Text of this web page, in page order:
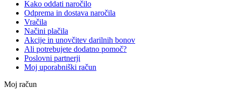
Kako oddati naročilo
Odprema in dostava naročila
Vračila
Načini plačila
Akcije in unovčitev darilnih bonov
Ali potrebujete dodatno pomoč?
Poslovni partnerji
Moj uporabniški račun
Moj račun